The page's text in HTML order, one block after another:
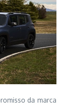
da marca